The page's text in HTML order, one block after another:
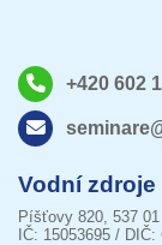
+420 602
Vodní
Píšťovy 820, 537
IČ: 15053695 / DIČ: